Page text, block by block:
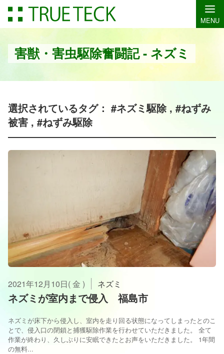
MENU
害獣・害虫駆除奮闘記 - ネズミ
選択されているタグ： #ネズミ駆除 , #ねずみ
被害 , #ねずみ駆除
2021年12月10日( 金 ) ネズミ
ネズミが室内まで侵入 福島市
ネズミが床下から侵入し、室内を走り回る状態になってしまったとのこ
とで、侵入口の閉鎖と捕獲駆除作業を行わせていただきました。 全て
作業が終わり、久しぶりに安眠できたとお声をいただきました。 1年間
の無料...